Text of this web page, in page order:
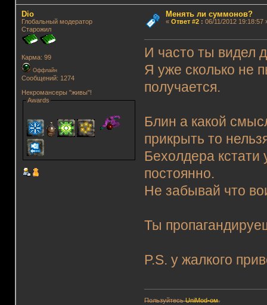
Dio
Глобальный модератор
Старожил
Карма: 99
Оффлайн
Сообщений: 1274
Некромансеры "живы"!
Awards
Менять ли суммонов?
« Ответ #2: 06/11/2012 19:18:57
И часто ты видел
Я уже сколько не
получается.
Блин а какой
прикрыть то
Бехолдера кстати
постоянно.
Не забывай что
Ты
P.S. у жалкого
ПользуйтесьUniMod-ом.